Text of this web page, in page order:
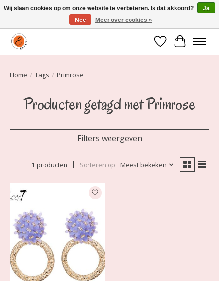
Elily is er om jou te laten stralen! Mode vanaf maat 34 t/m 54
Verlanglijst
Home / Tags / Primrose
Producten getagd met Primrose
Filters weergeven
1 producten Sorteren op Meest bekeken
Wij slaan cookies op om onze website te verbeteren. Is dat akkoord?
Ja
Nee
Meer over cookies »